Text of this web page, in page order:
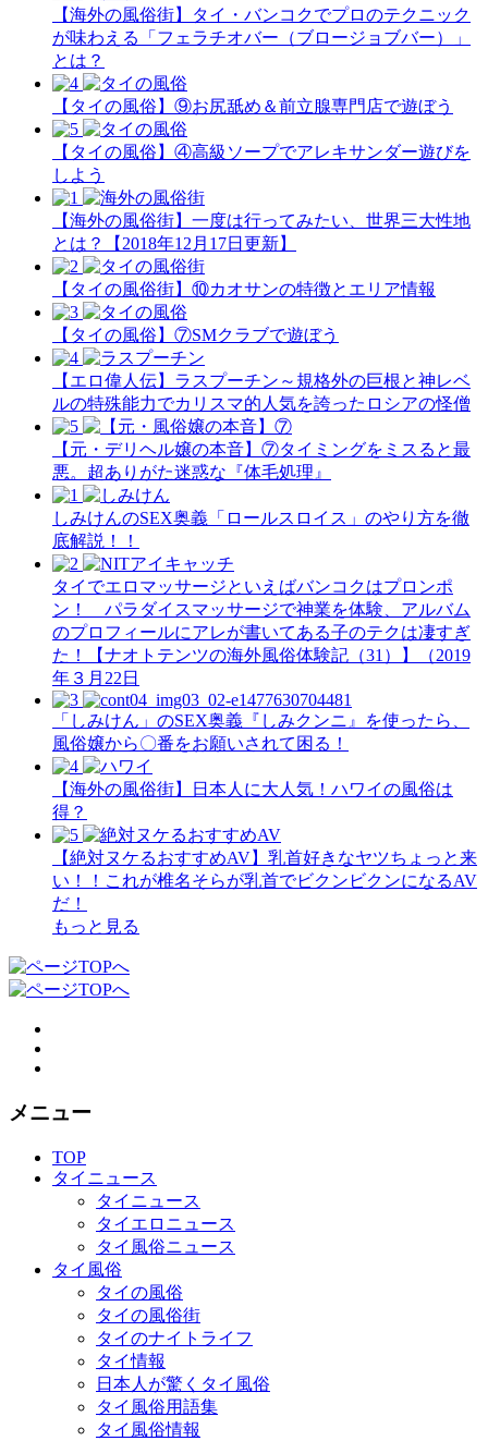
【海外の風俗街】タイ・バンコクでプロのテクニック
が味わえる「フェラチオバー（ブロージョブバー）」
とは？
【タイの風俗】​⑨お尻舐め＆前立腺専門店で遊ぼう
【タイの風俗】​④高級ソープでアレキサンダー遊びを
しよう
【海外の風俗街】一度は行ってみたい、世界三大性地
とは？【2018年12月17日更新】
【タイの風俗街】​⑩カオサンの特徴とエリア情報
【タイの風俗】​⑦SMクラブで遊ぼう
【エロ偉人伝】ラスプーチン～規格外の巨根と神レベ
ルの特殊能力でカリスマ的人気を誇ったロシアの怪僧
【元・デリヘル嬢の本音】⑦タイミングをミスると最
悪。超ありがた迷惑な『体毛処理』
しみけんのSEX奥義「ロールスロイス」のやり方を徹
底解説！！
タイでエロマッサージといえばバンコクはプロンポ
ン！ パラダイスマッサージで神業を体験、アルバム
のプロフィールにアレが書いてある子のテクは凄すぎ
た！【ナオトテンツの海外風俗体験記（31）】（2019
年３月22日
「しみけん」のSEX奥義『しみクンニ』を使ったら、
風俗嬢から〇番をお願いされて困る！
【海外の風俗街】日本人に大人気！ハワイの風俗は
得？
【絶対ヌケるおすすめAV】乳首好きなヤツちょっと来
い！！これが椎名そらが乳首でビクンビクンになるAV
だ！
もっと見る
メニュー
TOP
タイニュース
タイニュース
タイエロニュース
タイ風俗ニュース
タイ風俗
タイの風俗
タイの風俗街
タイのナイトライフ
タイ情報
日本人が驚くタイ風俗
タイ風俗用語集
タイ風俗情報